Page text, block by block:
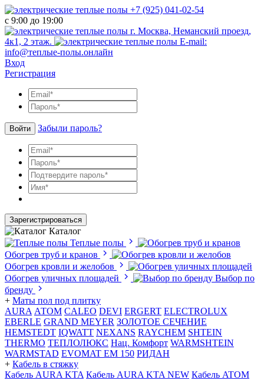
+7 (925) 041-02-54
с 9:00 до 19:00
г. Москва, Неманский проезд,
4к1, 2 этаж.
E-mail:
info@теплые-полы.онлайн
Вход
Регистрация
Войти Забыли пароль?
Зарегистрироваться
Каталог
Теплые полы
Обогрев труб и кранов
Обогрев кровли и желобов
Обогрев уличных площадей
Выбор по
бренду
+ Маты пол под плитку
AURA АТОМ CALEO DEVI ERGERT ELECTROLUX
EBERLE GRAND MEYER ЗОЛОТОЕ СЕЧЕНИЕ
HEMSTEDT IQWATT NEXANS RAYCHEM SHTEIN
THERMO ТЕПЛОЛЮКС Нац. Комфорт WARMSHTEIN
WARMSTAD EVOMAT EM 150 РИДАН
+ Кабель в стяжку
Кабель AURA KTA Кабель AURA KTA NEW Кабель ATOM